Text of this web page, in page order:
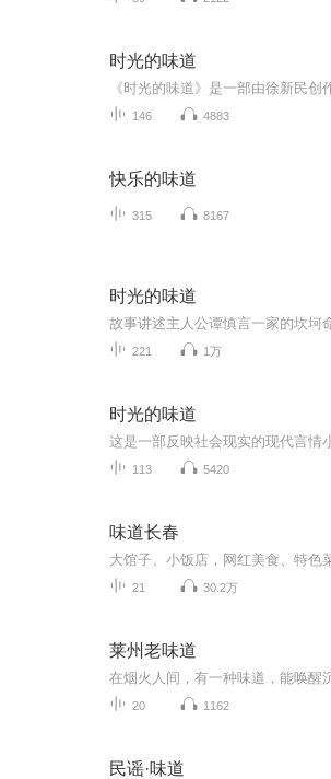
时光的味道
146 4883
快乐的味道
315 8167
时光的味道
221 1万
时光的味道
113 5420
味道长春
21 30.2万
莱州老味道
20 1162
民谣·味道